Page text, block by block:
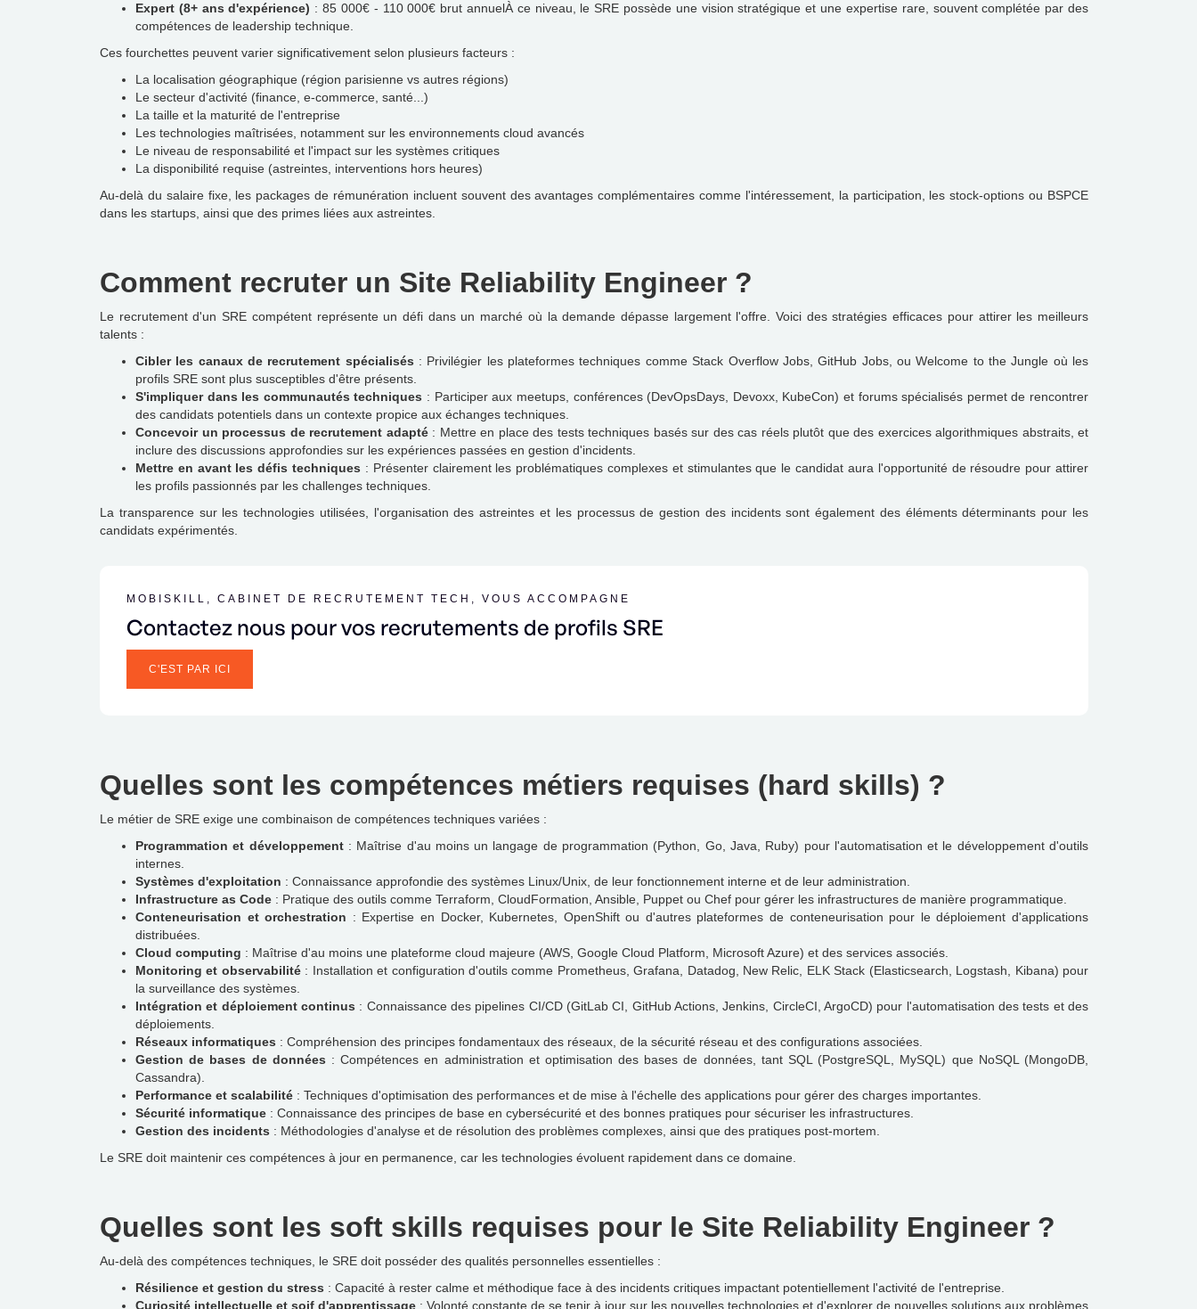
Expert (8+ ans d'expérience) : 85 000€ - 110 000€ brut annuelÀ ce niveau, le SRE possède une vision stratégique et une expertise rare, souvent complétée par des
compétences de leadership technique.
Ces fourchettes peuvent varier significativement selon plusieurs facteurs :
La localisation géographique (région parisienne vs autres régions)
Le secteur d'activité (finance, e-commerce, santé...)
La taille et la maturité de l'entreprise
Les technologies maîtrisées, notamment sur les environnements cloud avancés
Le niveau de responsabilité et l'impact sur les systèmes critiques
La disponibilité requise (astreintes, interventions hors heures)
Au-delà du salaire fixe, les packages de rémunération incluent souvent des avantages complémentaires comme l'intéressement, la participation, les stock-options ou BSPCE
dans les startups, ainsi que des primes liées aux astreintes.
Comment recruter un Site Reliability Engineer ?
Le recrutement d'un SRE compétent représente un défi dans un marché où la demande dépasse largement l'offre. Voici des stratégies efficaces pour attirer les meilleurs
talents :
Cibler les canaux de recrutement spécialisés : Privilégier les plateformes techniques comme Stack Overflow Jobs, GitHub Jobs, ou Welcome to the Jungle où les
profils SRE sont plus susceptibles d'être présents.
S'impliquer dans les communautés techniques : Participer aux meetups, conférences (DevOpsDays, Devoxx, KubeCon) et forums spécialisés permet de rencontrer
des candidats potentiels dans un contexte propice aux échanges techniques.
Concevoir un processus de recrutement adapté: Mettre en place des tests techniques basés sur des cas réels plutôt que des exercices algorithmiques abstraits, et
inclure des discussions approfondies sur les expériences passées en gestion d'incidents.
Mettre en avant les défis techniques : Présenter clairement les problématiques complexes et stimulantes que le candidat aura l'opportunité de résoudre pour attirer
les profils passionnés par les challenges techniques.
La transparence sur les technologies utilisées, l'organisation des astreintes et les processus de gestion des incidents sont également des éléments déterminants pour les
candidats expérimentés.
MOBISKILL, CABINET DE RECRUTEMENT TECH, VOUS ACCOMPAGNE
Contactez nous pour vos recrutements de profils SRE
C'EST PAR ICI
Quelles sont les compétences métiers requises (hard skills) ?
Le métier de SRE exige une combinaison de compétences techniques variées :
Programmation et développement: Maîtrise d'au moins un langage de programmation (Python, Go, Java, Ruby) pour l'automatisation et le développement d'outils
internes.
Systèmes d'exploitation : Connaissance approfondie des systèmes Linux/Unix, de leur fonctionnement interne et de leur administration.
Infrastructure as Code : Pratique des outils comme Terraform, CloudFormation, Ansible, Puppet ou Chef pour gérer les infrastructures de manière programmatique.
Conteneurisation et orchestration : Expertise en Docker, Kubernetes, OpenShift ou d'autres plateformes de conteneurisation pour le déploiement d'applications
distribuées.
Cloud computing : Maîtrise d'au moins une plateforme cloud majeure (AWS, Google Cloud Platform, Microsoft Azure) et des services associés.
Monitoring et observabilité: Installation et configuration d'outils comme Prometheus, Grafana, Datadog, New Relic, ELK Stack (Elasticsearch, Logstash, Kibana) pour
la surveillance des systèmes.
Intégration et déploiement continus : Connaissance des pipelines CI/CD (GitLab CI, GitHub Actions, Jenkins, CircleCI, ArgoCD) pour l'automatisation des tests et des
déploiements.
Réseaux informatiques : Compréhension des principes fondamentaux des réseaux, de la sécurité réseau et des configurations associées.
Gestion de bases de données : Compétences en administration et optimisation des bases de données, tant SQL (PostgreSQL, MySQL) que NoSQL (MongoDB,
Cassandra).
Performance et scalabilité : Techniques d'optimisation des performances et de mise à l'échelle des applications pour gérer des charges importantes.
Sécurité informatique : Connaissance des principes de base en cybersécurité et des bonnes pratiques pour sécuriser les infrastructures.
Gestion des incidents : Méthodologies d'analyse et de résolution des problèmes complexes, ainsi que des pratiques post-mortem.
Le SRE doit maintenir ces compétences à jour en permanence, car les technologies évoluent rapidement dans ce domaine.
Quelles sont les soft skills requises pour le Site Reliability Engineer ?
Au-delà des compétences techniques, le SRE doit posséder des qualités personnelles essentielles :
Résilience et gestion du stress : Capacité à rester calme et méthodique face à des incidents critiques impactant potentiellement l'activité de l'entreprise.
Curiosité intellectuelle et soif d'apprentissage : Volonté constante de se tenir à jour sur les nouvelles technologies et d'explorer de nouvelles solutions aux problèmes